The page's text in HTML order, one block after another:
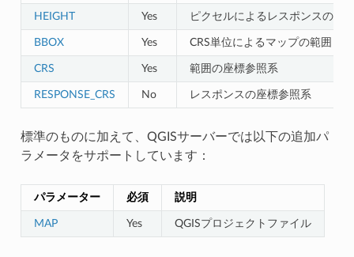
HEIGHT Yes ピクセルによるレスポンスの高
BBOX Yes CRS単位によるマップの範囲
CRS Yes 範囲の座標参照系
RESPONSE_CRS No レスポンスの座標参照系
標準のものに加えて、QGISサーバーでは以下の追加パ
ラメータをサポートしています：
パラメーター 必須 説明
MAP Yes QGISプロジェクトファイル